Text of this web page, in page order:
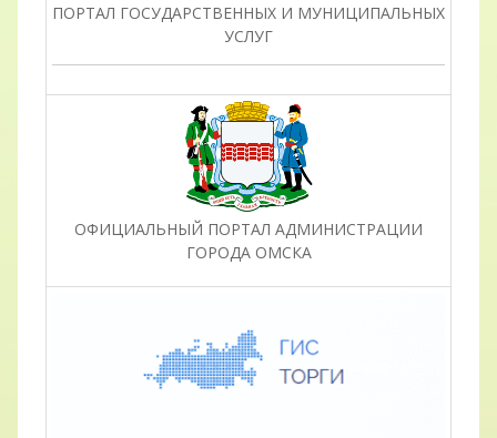
ПОРТАЛ ГОСУДАРСТВЕННЫХ И МУНИЦИПАЛЬНЫХ
УСЛУГ
ОФИЦИАЛЬНЫЙ ПОРТАЛ АДМИНИСТРАЦИИ
ГОРОДА ОМСКА